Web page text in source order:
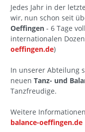
Jedes Jahr in der
wir, nun schon seit
Oeffingen - 6 Tage
internationalen
oeffingen.de)
In unserer Abteilung
neuen Tanz- und
Tanzfreudige.
Weitere
balance-oeffingen.de